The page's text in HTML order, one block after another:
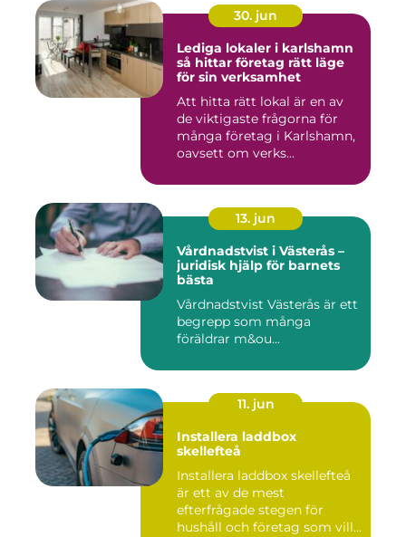
30. jun
Lediga lokaler i karlshamn
så hittar företag rätt läge
för sin verksamhet
Att hitta rätt lokal är en av
de viktigaste frågorna för
många företag i Karlshamn,
oavsett om verks...
13. jun
Vårdnadstvist i Västerås –
juridisk hjälp för barnets
bästa
Vårdnadstvist Västerås är ett
begrepp som många
föräldrar m&ou...
11. jun
Installera laddbox
skellefteå
Installera laddbox skellefteå
är ett av de mest
efterfrågade stegen för
hushåll och företag som vill...